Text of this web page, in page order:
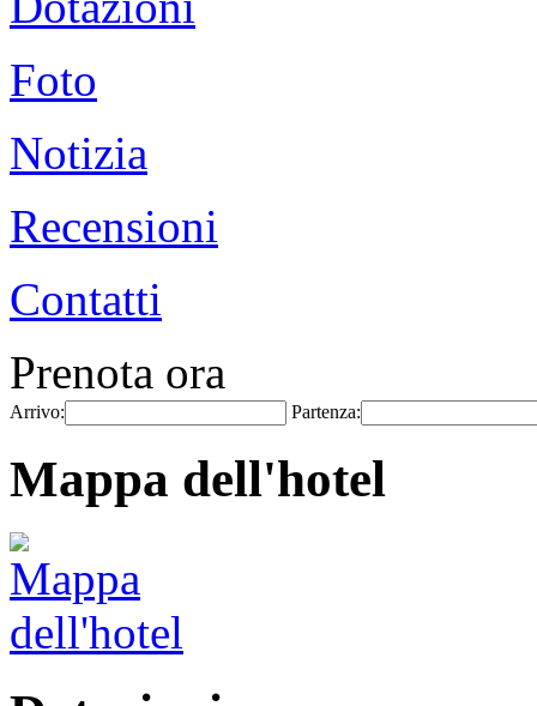
Foto
Notizia
Recensioni
Contatti
Prenota ora
Arrivo: Partenza:
Mappa dell'hotel